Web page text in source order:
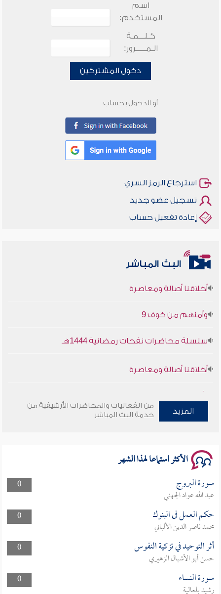
اسم
المستخدم:
كـلـــمـة
الـمـــــرور:
دخول المشتركين
أو الدخول بحساب
استرجاع الرمز السري
تسجيل عضو جديد
إعادة تفعيل حساب
البث المباشر
سلسلة محاضرات نفحات رمضانية 1444هـ
المزيد
من الفعاليات والمحاضرات الأرشيفية من
خدمة البث المباشر
الأكثر استماعا لهذا الشهر
0 سورة البروج
عبد الله عواد الجهني
0
حكم العمل فى البنوك
محمد ناصر الدين الألباني
0
أثر التوحيد في تزكية النفوس
حسن أبو الأشبال الزهيري
0
سورة النساء
رشيد بلعالية